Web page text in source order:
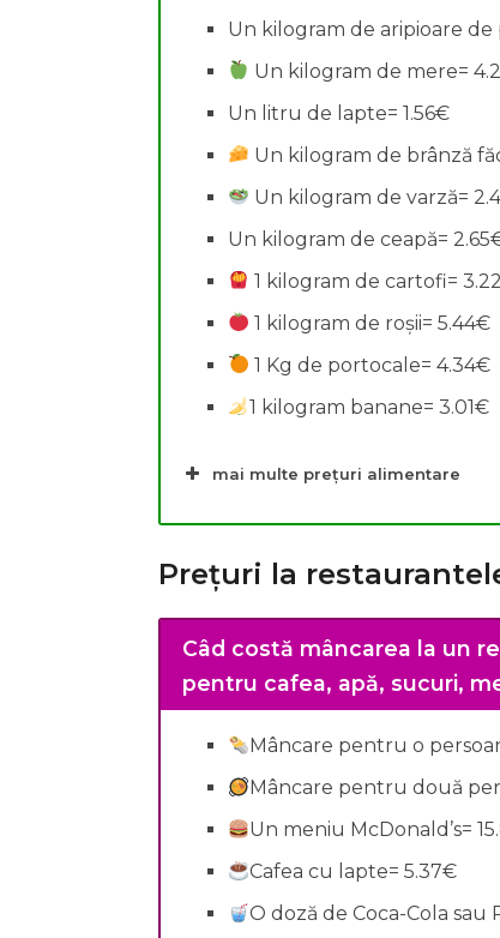
Un kilogram de aripioare de
Un kilogram de mere=
Un litru de lapte= 1.56€
Un kilogram de brânză
Un kilogram de varză=
Un kilogram de ceapă=
1 kilogram de cartofi=
1 kilogram de roșii= 5.44€
1 Kg de portocale= 4.34€
1 kilogram banane= 3.01€
mai multe prețuri alimentare
Prețuri la
Câd costă mâncarea la un
pentru cafea, apă, sucuri,
Mâncare pentru o
Mâncare pentru două
Un meniu McDonald’s=
Cafea cu lapte= 5.37€
O doză de Coca-Cola sau